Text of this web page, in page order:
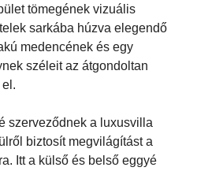
tömegének vizuális
sarkába húzva elegendő
medencének és egy
széleit az átgondoltan
szerveződnek a luxusvilla
biztosít megvilágítást a
Itt a külső és belső eggyé